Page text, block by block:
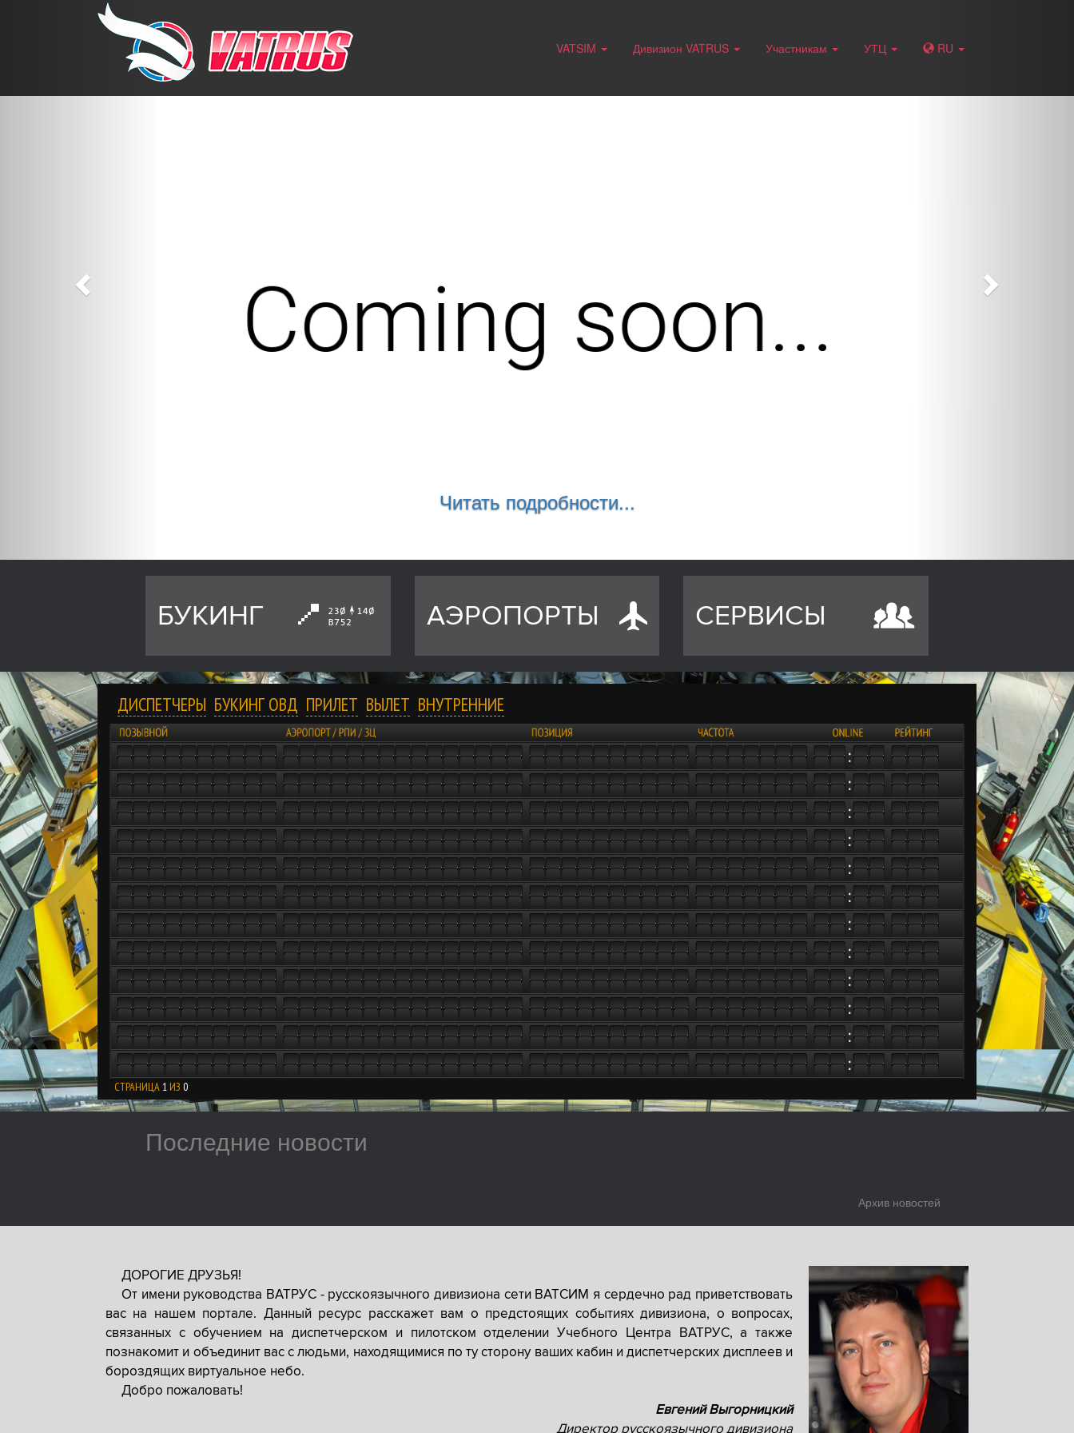
VATSIM Дивизион VATRUS Участникам УТЦ RU
Читать подробности...
Previous
БУКИНГ АЭРОПОРТЫ СЕРВИСЫ
ДИСПЕТЧЕРЫ БУКИНГ ОВД ПРИЛЕТ ВЫЛЕТ ВНУТРЕННИЕ
СТРАНИЦА 1 ИЗ 0
Последние новости
Архив новостей
ДОРОГИЕ ДРУЗЬЯ!
От имени руководства ВАТРУС - русскоязычного дивизиона сети ВАТСИМ я сердечно рад приветствовать
вас на нашем портале. Данный ресурс расскажет вам о предстоящих событиях дивизиона, о вопросах,
связанных с обучением на диспетчерском и пилотском отделении Учебного Центра ВАТРУС, а также
познакомит и объединит вас с людьми, находящимися по ту сторону ваших кабин и диспетчерских дисплеев и
бороздящих виртуальное небо.
Добро пожаловать!
Евгений Выгорницкий
Директор русскоязычного дивизиона